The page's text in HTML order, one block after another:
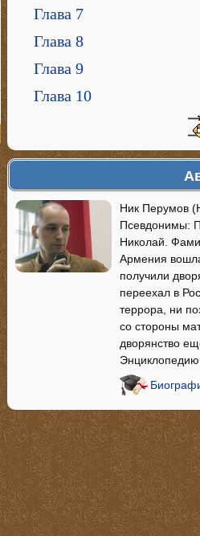
Глава 7
Глава 8
Глава 9
Глава 10
Ник Перумов
Псевдонимы:
Николай.
Армения
получили
переехал в
террора, ни
со стороны
дворянство